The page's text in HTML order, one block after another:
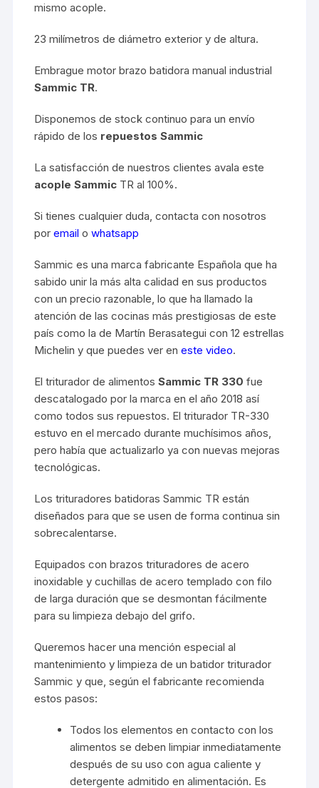
mismo acople.
23 milímetros de diámetro exterior y de altura.
Embrague motor brazo batidora manual industrial
Sammic TR.
Disponemos de stock continuo para un envío
rápido de los repuestos Sammic
La satisfacción de nuestros clientes avala este
acople Sammic TR al 100%.
Si tienes cualquier duda, contacta con nosotros
poremail owhatsapp
Sammic es una marca fabricante Española que ha
sabido unir la más alta calidad en sus productos
con un precio razonable, lo que ha llamado la
atención de las cocinas más prestigiosas de este
país como la de Martín Berasategui con 12 estrellas
Michelin y que puedes ver eneste video.
El triturador de alimentosSammic TR 330 fue
descatalogado por la marca en el año 2018 así
como todos sus repuestos. El triturador TR-330
estuvo en el mercado durante muchísimos años,
pero había que actualizarlo ya con nuevas mejoras
tecnológicas.
Los trituradores batidoras Sammic TR están
diseñados para que se usen de forma continua sin
sobrecalentarse.
Equipados con brazos trituradores de acero
inoxidable y cuchillas de acero templado con filo
de larga duración que se desmontan fácilmente
para su limpieza debajo del grifo.
Queremos hacer una mención especial al
mantenimiento y limpieza de un batidor triturador
Sammic y que, según el fabricante recomienda
estos pasos:
Todos los elementos en contacto con los
alimentos se deben limpiar inmediatamente
después de su uso con agua caliente y
detergente admitido en alimentación. Es